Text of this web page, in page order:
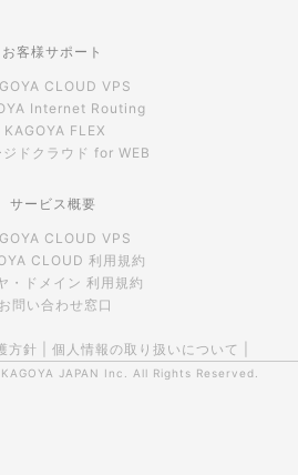
お客様サポート
CLOUD VPS
Internet Routing
KAGOYA FLEX
ジドクラウド for WEB
サービス概要
CLOUD VPS
CLOUD 利用規約
・ドメイン 利用規約
お問い合わせ窓口
方針 個人情報の取り扱いについて
KAGOYA JAPAN Inc. All Rights Reserved.